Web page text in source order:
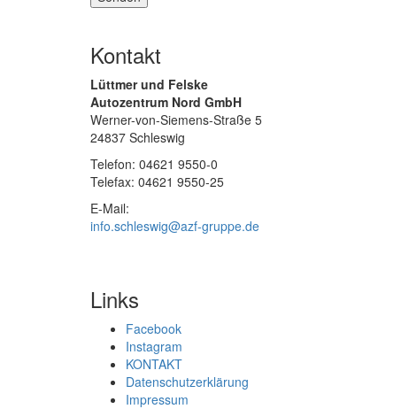
Kontakt
Lüttmer und Felske
Autozentrum Nord GmbH
Werner-von-Siemens-Straße 5
24837 Schleswig
Telefon: 04621 9550-0
Telefax: 04621 9550-25
E-Mail:
info.schleswig@azf-gruppe.de
Links
Facebook
Instagram
KONTAKT
Datenschutzerklärung
Impressum